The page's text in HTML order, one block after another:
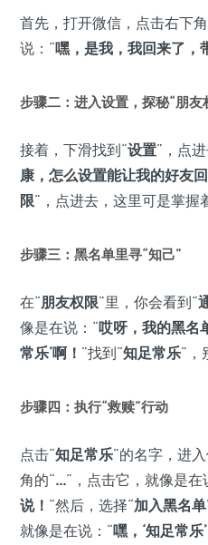
首先，打开微信，点击右下
说：“嘿，是我，我回来了，
步骤二：进入设置，探秘“朋友
接着，下滑找到“设置”，点
康，怎么设置能让我的好友
限”，点进去，这里可是掌握
步骤三：黑名单里寻“知己”
在“朋友权限”里，你会看到“
像是在说：“哎呀，我的黑名
常乐’啊！ ”找到“知足常乐”，
步骤四：执行“救赎”行动
点击“知足常乐”的名字，进
角的“...”，点击它，就像是在
说！ ”然后，选择“加入黑名单
就像是在说：“嘿，‘知足常乐